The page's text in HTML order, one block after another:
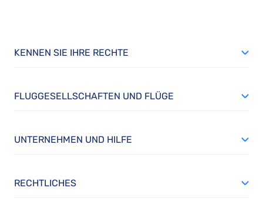
KENNEN SIE IHRE RECHTE
FLUGGESELLSCHAFTEN UND FLÜGE
UNTERNEHMEN UND HILFE
RECHTLICHES